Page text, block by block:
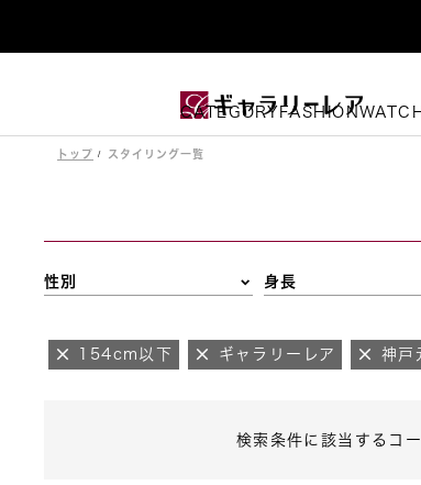
CATEGORY FASHION
トップ スタイリング一覧
性別 身長
154cm以下 ギャラリーレア 神戸
検索条件に該当するコ